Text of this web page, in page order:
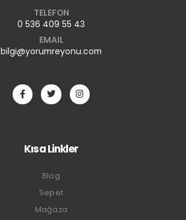
TELEFON
0 536 409 55 43
EMAIL
bilgi@yorumreyonu.com
Kısa Linkler
Blog
Sepet
Mağaza